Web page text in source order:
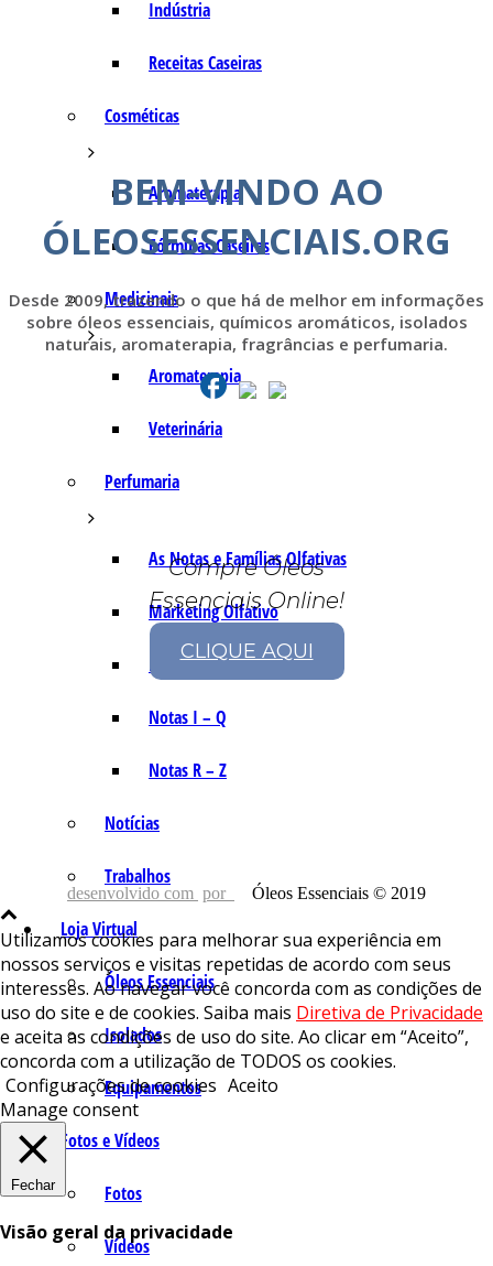
Indústria
Receitas Caseiras
Cosméticas
Aromaterapia
Fórmulas Caseiras
Medicinais
Aromaterapia
Veterinária
Perfumaria
As Notas e Famílias Olfativas
Marketing Olfativo
Notas A – H
Notas I – Q
Notas R – Z
Notícias
Trabalhos
Loja Virtual
Óleos Essenciais
Isolados
Equipamentos
Fotos e Vídeos
Fotos
Vídeos
BEM-VINDO AO
ÓLEOSESSENCIAIS.ORG
Desde 2009, trazendo o que há de melhor em informações
sobre óleos essenciais, químicos aromáticos, isolados
naturais, aromaterapia, fragrâncias e perfumaria.
Compre Óleos
Essenciais Online!
CLIQUE AQUI
desenvolvido com por Óleos Essenciais © 2019
Utilizamos cookies para melhorar sua experiência em
nossos serviços e visitas repetidas de acordo com seus
interesses. Ao navegar você concorda com as condições de
uso do site e de cookies. Saiba mais Diretiva de Privacidade
e aceita as condições de uso do site. Ao clicar em “Aceito”,
concorda com a utilização de TODOS os cookies.
Configurações de cookies Aceito
Manage consent
Fechar
Visão geral da privacidade